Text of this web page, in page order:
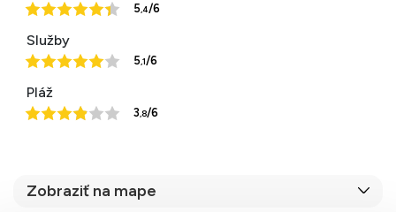
5,4/6
Služby
5,1/6
Pláž
3,8/6
Zobraziť na mape